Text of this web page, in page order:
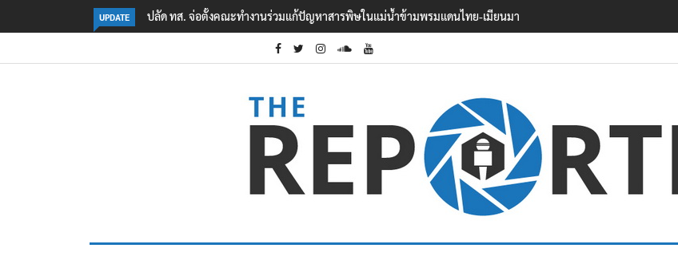
UPDATE
าสารพิษในแม่น้ำข้ามพรมแดนไทย-เมียนมาคืบหน้าเหตุกราดยิงโรงเรียนเทพศิรินทร์ นนทบุรี บาดเจ็บอย่างน้อย 15 เสียชีวิตแล้ว
5